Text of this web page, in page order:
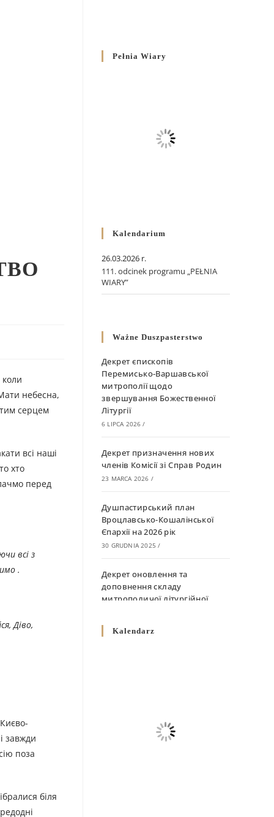
небесна,
серцем
всі наші
хто
перед
всі з
.
Діво,
завжди
поза
біля
Pełnia Wiary
Kalendarium
26.03.2026 r.
111. odcinek programu „PEŁNIA
WIARY”
Ważne Duszpasterstwo
Декрет єпископів
Перемисько-Варшавської
митрополії щодо
звершування Божественної
Літургії
6 LIPCA 2026 /
Декрет призначення нових
членів Комісії зі Справ Родин
23 MARCA 2026 /
Душпастирський план
Вроцлавсько-Кошалінської
Єпархії на 2026 рік
30 GRUDNIA 2025 /
Декрет оновлення та
доповнення складу
митрополичої літургійної
10 GRUDNIA 2025
Декрет про відзначення
Великодня і всіх рухомих
Kalendarz